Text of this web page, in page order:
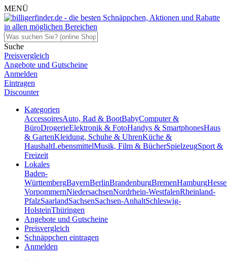
MENÜ
Suche
Preisvergleich
Angebote und Gutscheine
Anmelden
Eintragen
Discounter
Kategorien
AccessoiresAuto, Rad & BootBabyComputer &
BüroDrogerieElektronik & FotoHandys & SmartphonesHaus
& GartenKleidung, Schuhe & UhrenKüche &
HaushaltLebensmittelMusik, Film & BücherSpielzeugSport &
Freizeit
Lokales
Baden-
WürttembergBayernBerlinBrandenburgBremenHamburg
VorpommernNiedersachsenNordrhein-WestfalenRheinland-
PfalzSaarlandSachsenSachsen-AnhaltSchleswig-
HolsteinThüringen
Angebote und Gutscheine
Preisvergleich
Schnäppchen eintragen
Anmelden